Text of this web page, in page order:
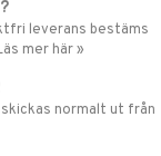
leverans bestäms
mer här »
normalt ut från